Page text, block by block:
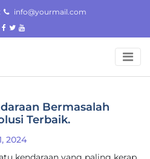
info@yourmail.com
Bermasalah
Terbaik.
2024